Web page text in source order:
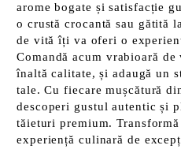
arome bogate și satisfacție
o crustă crocantă sau gătită
de vită îți va oferi o
Comandă acum vrabioară
înaltă calitate, și adaugă un
tale. Cu fiecare mușcătură
descoperi gustul autentic și
tăieturi premium.
experiență culinară de